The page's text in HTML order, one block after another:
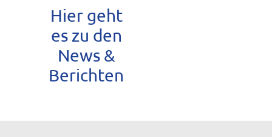
Hier geht
es zu den
News &
Berichten